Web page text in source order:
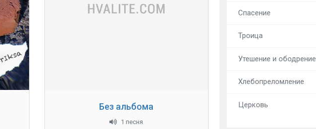
Без альбома
1 песня
Спасение
Троица
Утешение и ободрение
Хлебопреломление
Церковь